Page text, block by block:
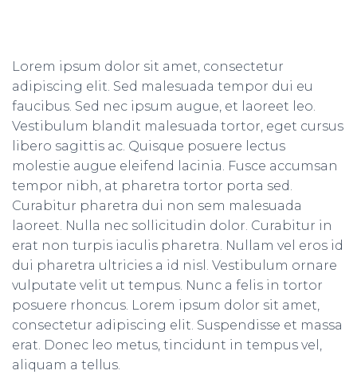
Lorem ipsum dolor sit amet, consectetur
adipiscing elit. Sed malesuada tempor dui eu
faucibus. Sed nec ipsum augue, et laoreet leo.
Vestibulum blandit malesuada tortor, eget cursus
libero sagittis ac. Quisque posuere lectus
molestie augue eleifend lacinia. Fusce accumsan
tempor nibh, at pharetra tortor porta sed.
Curabitur pharetra dui non sem malesuada
laoreet. Nulla nec sollicitudin dolor. Curabitur in
erat non turpis iaculis pharetra. Nullam vel eros id
dui pharetra ultricies a id nisl. Vestibulum ornare
vulputate velit ut tempus. Nunc a felis in tortor
posuere rhoncus. Lorem ipsum dolor sit amet,
consectetur adipiscing elit. Suspendisse et massa
erat. Donec leo metus, tincidunt in tempus vel,
aliquam a tellus.